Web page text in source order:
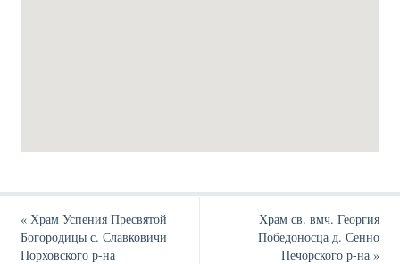
«Храм Успения Пресвятой
Богородицы с. Славковичи
Порховского р-на
Храм св. вмч. Георгия
Победоносца д. Сенно
Печорского р-на»